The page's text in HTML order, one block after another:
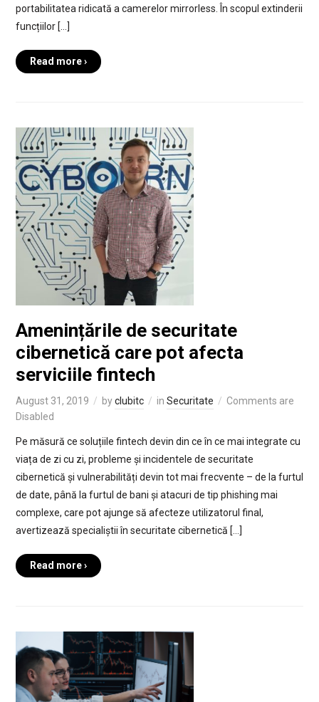
portabilitatea ridicată a camerelor mirrorless. În scopul extinderii
funcțiilor […]
Read more ›
Amenințările de securitate
cibernetică care pot afecta
serviciile fintech
August 31, 2019 byclubitc in Securitate
Comments are
Disabled
Pe măsură ce soluțiile fintech devin din ce în ce mai integrate cu
viața de zi cu zi, probleme și incidentele de securitate
cibernetică și vulnerabilități devin tot mai frecvente – de la furtul
de date, până la furtul de bani și atacuri de tip phishing mai
complexe, care pot ajunge să afecteze utilizatorul final,
avertizează specialiștii în securitate cibernetică […]
Read more ›